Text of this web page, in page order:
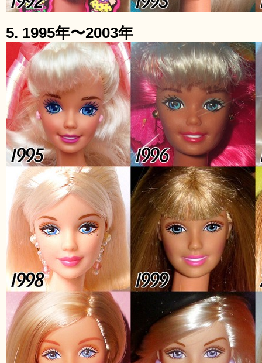
5. 1995年〜2003年